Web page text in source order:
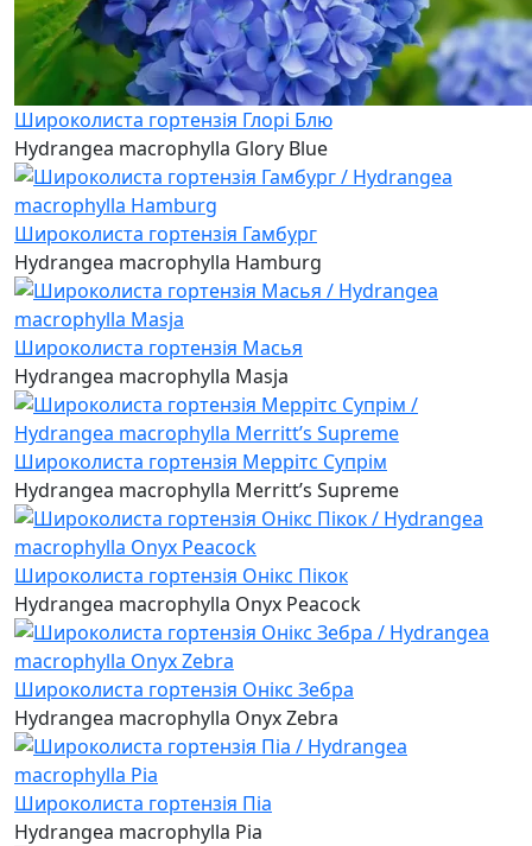
Широколиста гортензія Глорі Блю
Hydrangea macrophylla Glory Blue
Широколиста гортензія Гамбург
Hydrangea macrophylla Hamburg
Широколиста гортензія Масья
Hydrangea macrophylla Masja
Широколиста гортензія Меррітс Супрім
Hydrangea macrophylla Merritt’s Supreme
Широколиста гортензія Онікс Пікок
Hydrangea macrophylla Onyx Peacock
Широколиста гортензія Онікс Зебра
Hydrangea macrophylla Onyx Zebra
Широколиста гортензія Піа
Hydrangea macrophylla Pia